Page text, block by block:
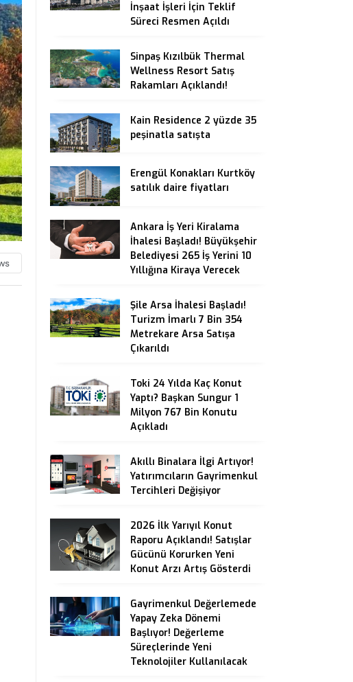
İnşaat İşleri İçin Teklif
Süreci Resmen Açıldı
Sinpaş Kızılbük Thermal
Wellness Resort Satış
Rakamları Açıklandı!
Kain Residence 2 yüzde 35
peşinatla satışta
Erengül Konakları Kurtköy
satılık daire fiyatları
Ankara İş Yeri Kiralama
İhalesi Başladı! Büyükşehir
Belediyesi 265 İş Yerini 10
Yıllığına Kiraya Verecek
Şile Arsa İhalesi Başladı!
Turizm İmarlı 7 Bin 354
Metrekare Arsa Satışa
Çıkarıldı
Toki 24 Yılda Kaç Konut
Yaptı? Başkan Sungur 1
Milyon 767 Bin Konutu
Açıkladı
Akıllı Binalara İlgi Artıyor!
Yatırımcıların Gayrimenkul
Tercihleri Değişiyor
2026 İlk Yarıyıl Konut
Raporu Açıklandı! Satışlar
Gücünü Korurken Yeni
Konut Arzı Artış Gösterdi
Gayrimenkul Değerlemede
Yapay Zeka Dönemi
Başlıyor! Değerleme
Süreçlerinde Yeni
Teknolojiler Kullanılacak